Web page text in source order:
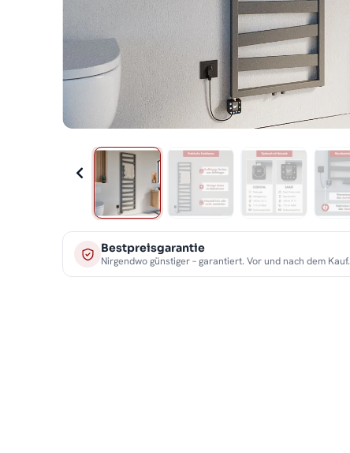
Bestpreisgarantie
Nirgendwo günstiger – garantiert. Vor und nach dem Kauf.